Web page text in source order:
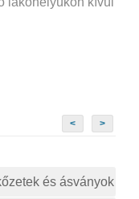
< >
és ásványok